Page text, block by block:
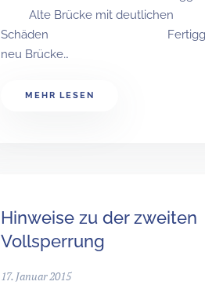
Alte Brücke mit deutlichen
Schäden
neu Brücke…
MEHR LESEN
Hinweise zu der zweiten
Vollsperrung
17. Januar 2015